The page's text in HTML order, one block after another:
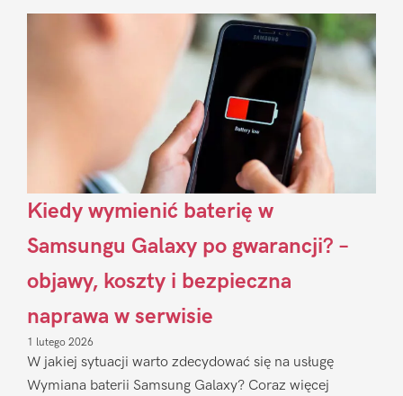
Sidebar
Kiedy wymienić baterię w
Samsungu Galaxy po gwarancji? –
objawy, koszty i bezpieczna
naprawa w serwisie
1 lutego 2026
W jakiej sytuacji warto zdecydować się na usługę
Wymiana baterii Samsung Galaxy? Coraz więcej